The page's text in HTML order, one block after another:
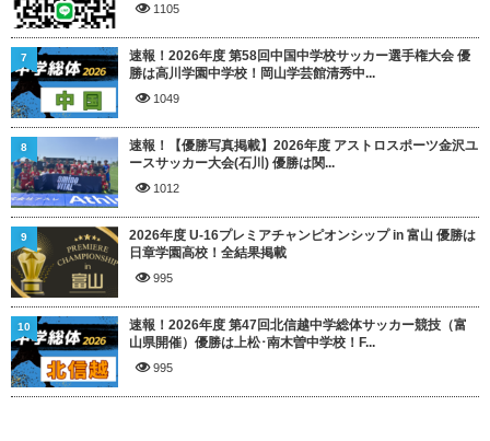
1105
速報！2026年度 第58回中国中学校サッカー選手権大会 優
勝は高川学園中学校！岡山学芸館清秀中...
1049
7
速報！【優勝写真掲載】2026年度 アストロスポーツ金沢ユ
ースサッカー大会(石川) 優勝は関...
1012
8
2026年度 U-16プレミアチャンピオンシップ in 富山 優勝は
日章学園高校！全結果掲載
995
9
速報！2026年度 第47回北信越中学総体サッカー競技（富
山県開催）優勝は上松･南木曽中学校！F...
995
10